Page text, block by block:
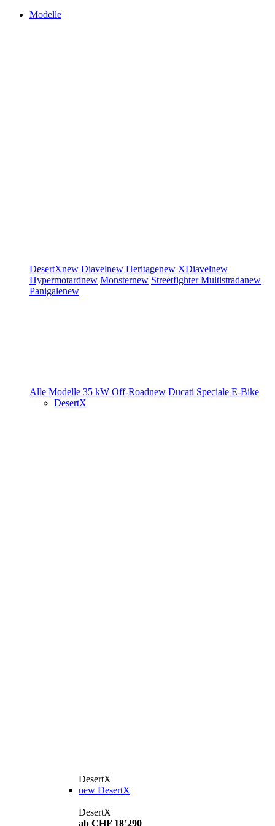
Modelle
DesertXnew Diavelnew Heritagenew XDiavelnew
Hypermotardnew Monsternew StreetfighterMultistradanew
Panigalenew
Alle Modelle 35 kW Off-Roadnew Ducati Speciale E-Bike
DesertX
DesertX
new DesertX
DesertX
ab CHF 18’290